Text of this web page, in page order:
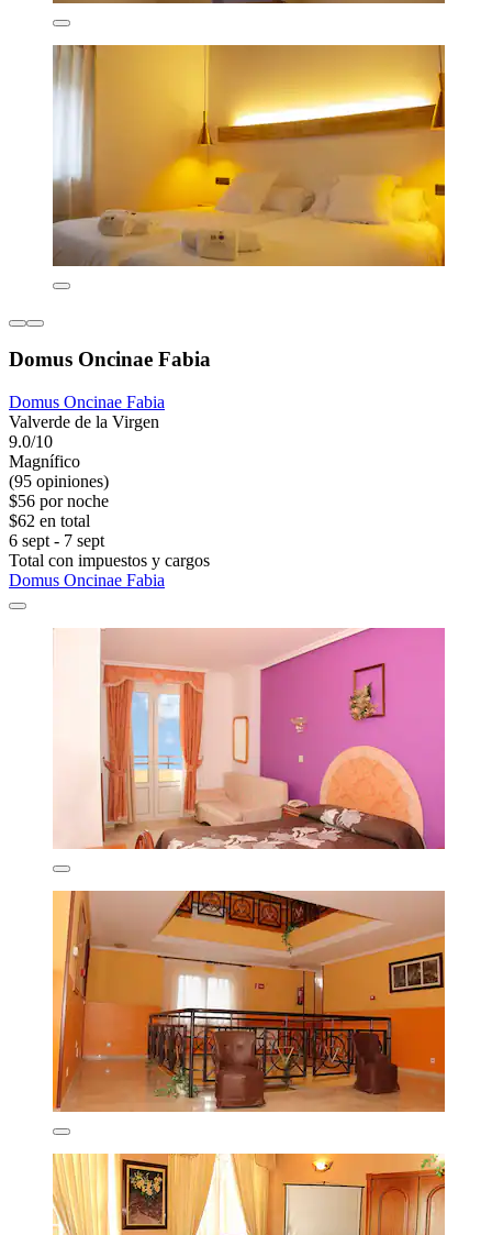
Domus Oncinae Fabia
Domus Oncinae Fabia
Valverde de la Virgen
9.0/10
Magnífico
(95 opiniones)
$56 por noche
$62 en total
6 sept - 7 sept
Total con impuestos y cargos
Domus Oncinae Fabia